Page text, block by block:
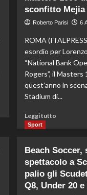
sconfitto Mejia
Roberto Parisi 6
ROMA
esordio per
“National Bank
Rogers”, il Masters
quest’anno in
Stadium di...
Leggi tuttoLeggi
Esordio
ok
per
Musetti
Sport
Beach
spettacolo a
palio gli
Q8, Under 20